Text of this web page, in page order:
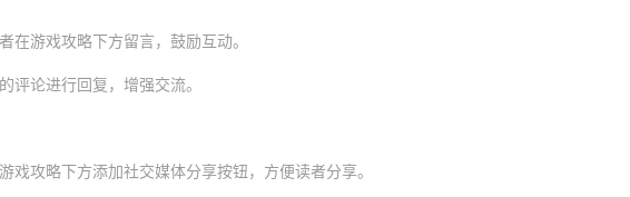
在游戏攻略下方留言，鼓励互动。
评论进行回复，增强交流。
戏攻略下方添加社交媒体分享按钮，方便读者分享。